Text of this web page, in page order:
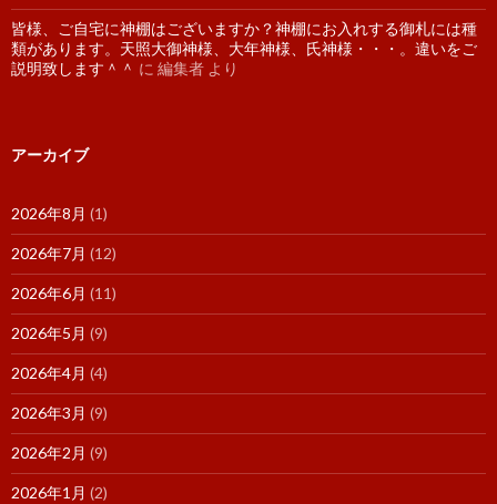
皆様、ご自宅に神棚はございますか？神棚にお入れする御札には種
類があります。天照大御神様、大年神様、氏神様・・・。違いをご
説明致します＾＾ に 編集者 より
アーカイブ
2026年8月 (1)
2026年7月 (12)
2026年6月 (11)
2026年5月 (9)
2026年4月 (4)
2026年3月 (9)
2026年2月 (9)
2026年1月 (2)